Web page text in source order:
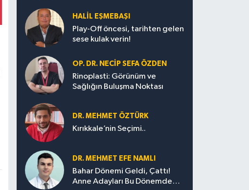
HALIL EŞMEBAŞI
Play-Off öncesi, tarihten gelen
sese kulak verin!
OP. DR. NECIP SEFA ÖZDEN
Rinoplasti: Görünüm ve
Sağlığın Buluşma Noktası
DR. MEHMET ÖZTÜRK
Kırıkkale’nin Seçimi..
DR. MEHMET EFE NAMLI
Bahar Dönemi Geldi, Çattı!
Anne Adayları Bu Dönemde